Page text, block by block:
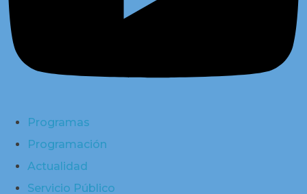
Programas
Programación
Actualidad
Servicio Público